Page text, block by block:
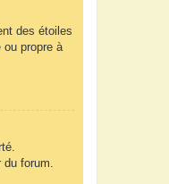
des étoiles
propre à
forum.